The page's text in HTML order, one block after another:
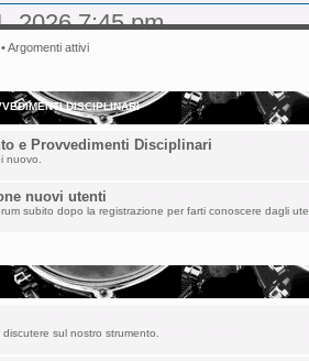
2026 7:45 pm
a tutti volevo un
2025 8:36 am
2025 5:00 am
ha scritto:
che questa roccia di
dare la parola a
•Argomenti attivi
DISCIPLINARI
e Provvedimenti Disciplinari
nuovo.
nuovi utenti
subito dopo la registrazione per farti conoscere dagli
sul nostro strumento.